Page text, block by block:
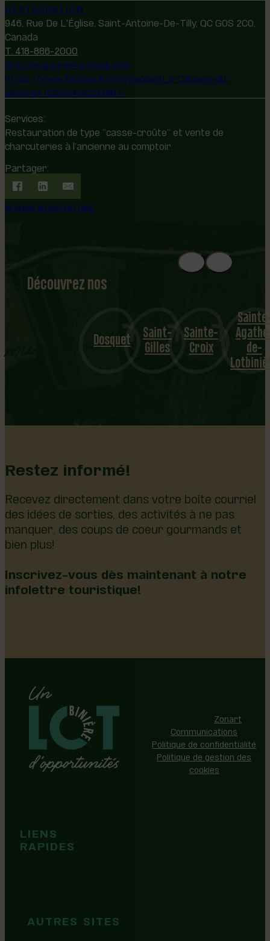
RESTAURATION
946, Rue De L'Église, Saint-Antoine-De-Tilly, QC G0S 2C0,
Canada
T. 418-886-2000
BCG.alexgagne@outlook.com
https://www.facebook.com/people/La-Cabane-du-
Boucher/61556408293997/
Services:
Restauration de type “casse-croûte” et vente de
charcuteries à l’ancienne au comptoir.
Partager:
REVENIR AU RÉPERTOIRE
Découvrez nos
nicipalités
Dosquet Saint-
Gilles
Sainte-
Croix de-
Restez informé!
Recevez directement dans votre boîte courriel
des idées de sorties, des activités à ne pas
manquer, des coups de coeur gourmands et
bien plus!
Inscrivez-vous dès maintenant à notre
infolettre touristique!
LIENS
RAPIDES
AUTRES SITES
Zonart
Communications
Politique de confidentialité
Politique de gestion des
cookies